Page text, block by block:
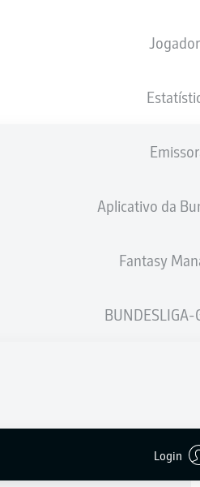
Aplicativo da
Fantasy
BUNDESLIGA-
Login
DA